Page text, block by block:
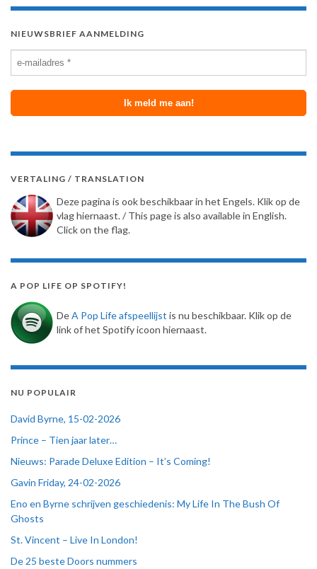
NIEUWSBRIEF AANMELDING
VERTALING / TRANSLATION
Deze pagina is ook beschikbaar in het Engels. Klik op de
vlag hiernaast. / This page is also available in English.
Click on the flag.
A POP LIFE OP SPOTIFY!
DeA Pop Life afspeellijst is nu beschikbaar. Klik op de
link of het Spotify icoon hiernaast.
NU POPULAIR
David Byrne, 15-02-2026
Prince – Tien jaar later…
Nieuws: Parade Deluxe Edition – It’s Coming!
Gavin Friday, 24-02-2026
Eno en Byrne schrijven geschiedenis: My Life In The Bush Of
Ghosts
St. Vincent – Live In London!
De 25 beste Doors nummers